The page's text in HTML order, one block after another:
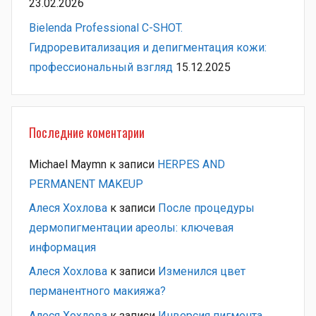
23.02.2026
Bielenda Professional C-SHOT.
Гидроревитализация и депигментация кожи:
профессиональный взгляд 15.12.2025
Последние коментарии
Michael Maymn к записи HERPES AND
PERMANENT MAKEUP
Алеся Хохлова к записи После процедуры
дермопигментации ареолы: ключевая
информация
Алеся Хохлова к записи Изменился цвет
перманентного макияжа?